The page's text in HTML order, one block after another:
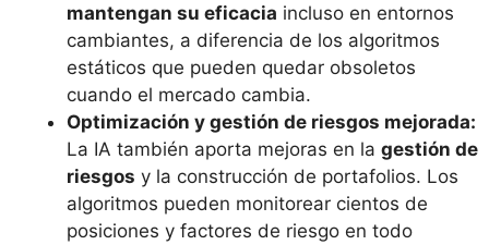
mantengan su eficacia incluso en entornos
cambiantes, a diferencia de los algoritmos
estáticos que pueden quedar obsoletos
cuando el mercado cambia.
Optimización y gestión de riesgos mejorada:
La IA también aporta mejoras en la gestión de
riesgos y la construcción de portafolios. Los
algoritmos pueden monitorear cientos de
posiciones y factores de riesgo en todo